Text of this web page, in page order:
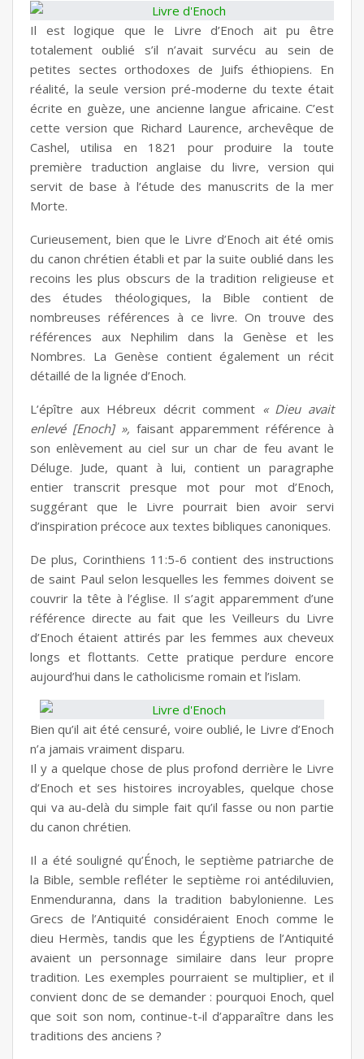
Il est logique que le Livre d’Enoch ait pu être
totalement oublié s’il n’avait survécu au sein de
petites sectes orthodoxes de Juifs éthiopiens. En
réalité, la seule version pré-moderne du texte était
écrite en guèze, une ancienne langue africaine. C’est
cette version que Richard Laurence, archevêque de
Cashel, utilisa en 1821 pour produire la toute
première traduction anglaise du livre, version qui
servit de base à l’étude des manuscrits de la mer
Morte.
Curieusement, bien que le Livre d’Enoch ait été omis
du canon chrétien établi et par la suite oublié dans les
recoins les plus obscurs de la tradition religieuse et
des études théologiques, la Bible contient de
nombreuses références à ce livre. On trouve des
références aux Nephilim dans la Genèse et les
Nombres. La Genèse contient également un récit
détaillé de la lignée d’Enoch.
L’épître aux Hébreux décrit comment « Dieu avait
enlevé [Enoch] », faisant apparemment référence à
son enlèvement au ciel sur un char de feu avant le
Déluge. Jude, quant à lui, contient un paragraphe
entier transcrit presque mot pour mot d’Enoch,
suggérant que le Livre pourrait bien avoir servi
d’inspiration précoce aux textes bibliques canoniques.
De plus, Corinthiens 11:5-6 contient des instructions
de saint Paul selon lesquelles les femmes doivent se
couvrir la tête à l’église. Il s’agit apparemment d’une
référence directe au fait que les Veilleurs du Livre
d’Enoch étaient attirés par les femmes aux cheveux
longs et flottants. Cette pratique perdure encore
aujourd’hui dans le catholicisme romain et l’islam.
Bien qu’il ait été censuré, voire oublié, le Livre d’Enoch
n’a jamais vraiment disparu.
Il y a quelque chose de plus profond derrière le Livre
d’Enoch et ses histoires incroyables, quelque chose
qui va au-delà du simple fait qu’il fasse ou non partie
du canon chrétien.
Il a été souligné qu’Énoch, le septième patriarche de
la Bible, semble refléter le septième roi antédiluvien,
Enmenduranna, dans la tradition babylonienne. Les
Grecs de l’Antiquité considéraient Enoch comme le
dieu Hermès, tandis que les Égyptiens de l’Antiquité
avaient un personnage similaire dans leur propre
tradition. Les exemples pourraient se multiplier, et il
convient donc de se demander : pourquoi Enoch, quel
que soit son nom, continue-t-il d’apparaître dans les
traditions des anciens ?